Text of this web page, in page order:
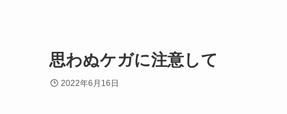
思わぬケガに注意して
2022年6月16日